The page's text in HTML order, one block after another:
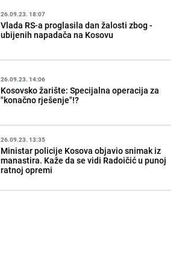
26.09.23. 18:07
Vlada RS-a proglasila dan žalosti zbog -
ubijenih napadača na Kosovu
26.09.23. 14:06
Kosovsko žarište: Specijalna operacija za
"konačno rješenje"!?
26.09.23. 13:35
Ministar policije Kosova objavio snimak iz
manastira. Kaže da se vidi Radoičić u punoj
ratnoj opremi